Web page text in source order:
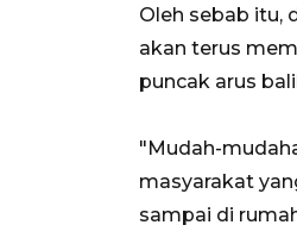
Oleh sebab itu,
akan terus
puncak arus
"Mudah-
masyarakat
sampai di